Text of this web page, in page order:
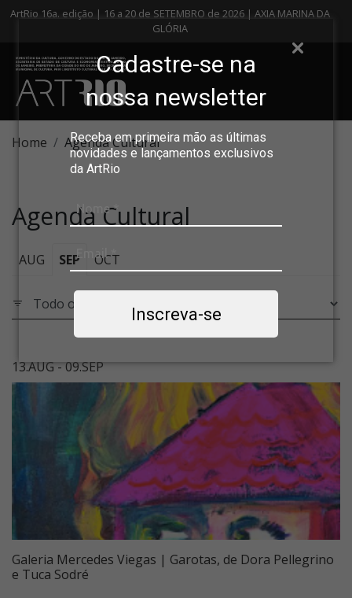
Cadastre-se na
nossa newsletter
Receba em primeira mão as últimas
novidades e lançamentos exclusivos
da ArtRio
Inscreva-se
ArtRio 16a. edição | 16 a 20 de SETEMBRO de 2026 | AXIA MARINA DA
GLÓRIA
Home Agenda Cultural
Agenda Cultural
AUG SEP OCT
13.AUG - 09.SEP
Galeria Mercedes Viegas | Garotas, de Dora Pellegrino
e Tuca Sodré